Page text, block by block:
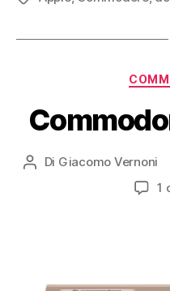
Autore
Di Giacomo Vernoni
1